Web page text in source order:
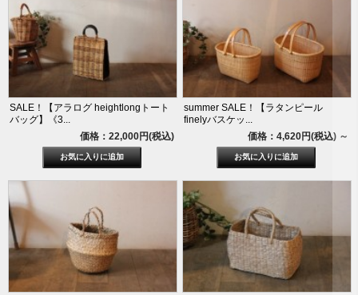
SALE！【アラログ heightlongトート
バッグ】《3...
価格：22,000円(税込)
summer SALE！【ラタンピール
finelyバスケッ...
価格：4,620円(税込) ～